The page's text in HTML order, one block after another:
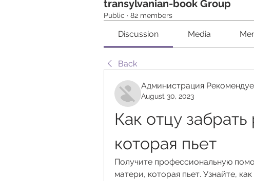
transylvanian-book Group
Public · 82 members
Discussion Media
Back
Администрация
August 30, 2023
Как отцу
которая пьет
Получите профессиональную
матери, которая пьет. Узнайте,